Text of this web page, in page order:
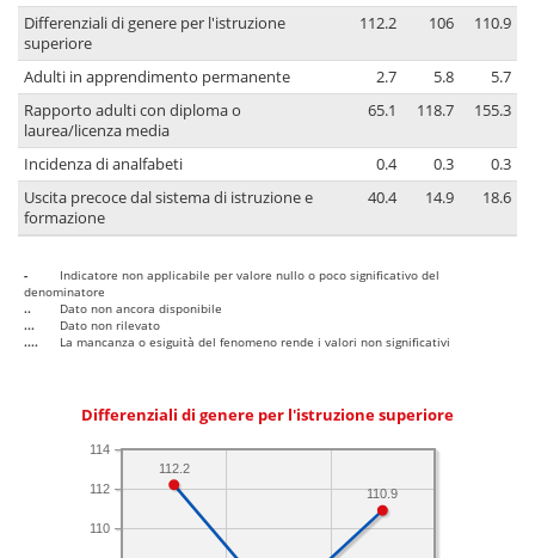
Differenziali di genere per l'istruzione
superiore
112.2 106 110.9
Adulti in apprendimento permanente 2.7 5.8
5.7
Rapporto adulti con diploma o
laurea/licenza media
65.1 118.7 155.3
Incidenza di analfabeti 0.4 0.3
0.3
Uscita precoce dal sistema di istruzione e
formazione
40.4 14.9 18.6
-
Indicatore non applicabile per valore nullo o poco significativo del
denominatore
..
Dato non ancora disponibile
...
Dato non rilevato
....
La mancanza o esiguità del fenomeno rende i valori non significativi
Differenziali di genere per l'istruzione superiore
110
112
114
110.9
112.2